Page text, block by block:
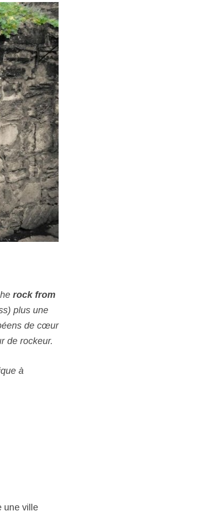
rock from
plus une
de cœur
de rockeur.
à
une ville